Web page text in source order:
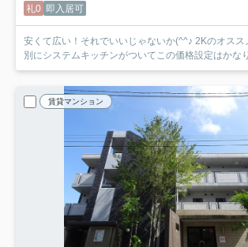
礼0 即入居可
安くて広い！それでいいじゃないか(^^♪ 2Kのオス
別にシステムキッチンがついてこの価格設定はかな
賃貸マンション